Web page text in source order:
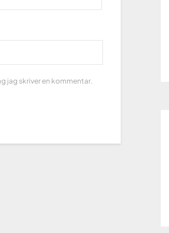
jag skriver en kommentar.